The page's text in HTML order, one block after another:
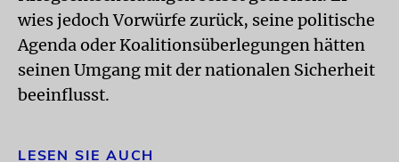
wies jedoch Vorwürfe zurück, seine politische
Agenda oder Koalitionsüberlegungen hätten
seinen Umgang mit der nationalen Sicherheit
beeinflusst.
LESEN SIE AUCH